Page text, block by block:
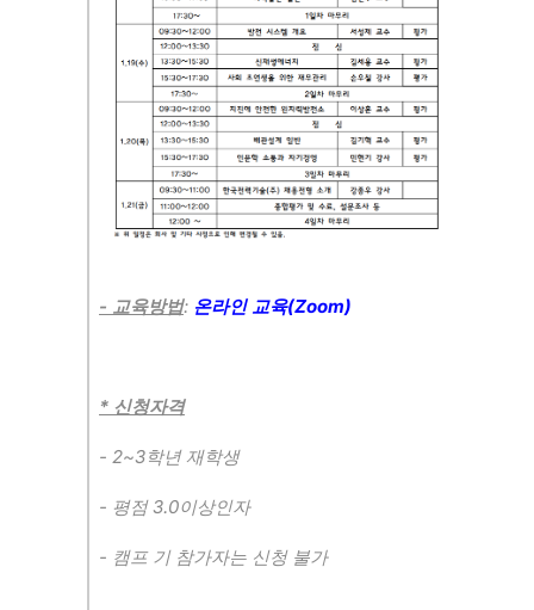
- 교육방법: 온라인 교육(Zoom)
* 신청자격
- 2~3학년 재학생
- 평점3.0이상인자
- 캠프 기 참가자는 신청 불가